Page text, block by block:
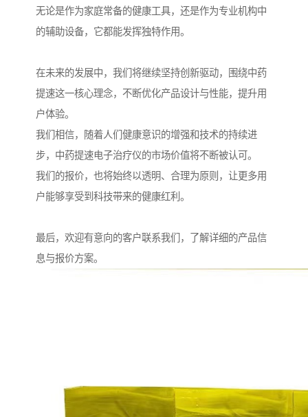
无论是作为家庭常备的健康工具，还是作为专业机构中
的辅助设备，它都能发挥独特作用。
在未来的发展中，我们将继续坚持创新驱动，围绕中药
提速这一核心理念，不断优化产品设计与性能，提升用
户体验。
我们相信，随着人们健康意识的增强和技术的持续进
步，中药提速电子治疗仪的市场价值将不断被认可。
我们的报价，也将始终以透明、合理为原则，让更多用
户能够享受到科技带来的健康红利。
最后，欢迎有意向的客户联系我们，了解详细的产品信
息与报价方案。